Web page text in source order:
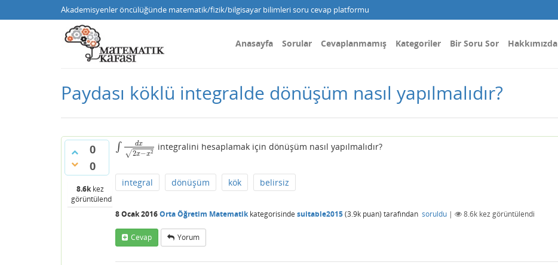
Akademisyenler öncülüğünde matematik/fizik/bilgisayar bilimleri soru cevap platformu
Anasayfa Sorular Cevaplanmamış Kategoriler Bir Soru Sor Hakkımızda
Paydası köklü integralde dönüşüm nasıl yapılmalıdır?
0
0
8.6kkez
görüntülendi
∫ dx
2x−x2
√
∫d x2x−x2 integralini hesaplamak için dönüşüm nasıl yapılmalıdır?
integral dönüşüm kök belirsiz
8 Ocak 2016Orta Öğretim Matematikkategorisinde suitable2015(3.9k puan) tarafından soruldu | 8.6k kez görüntülendi
Cevap Yorum